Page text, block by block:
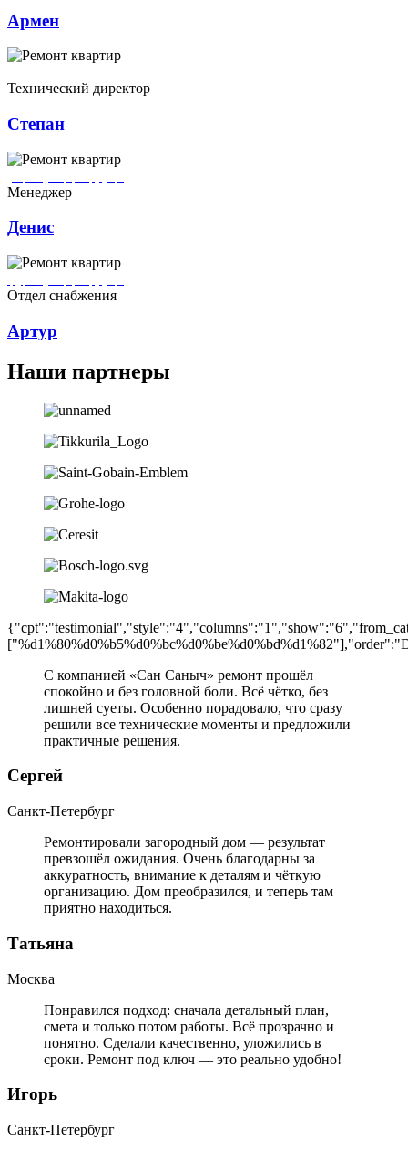
Армен
Технический директор
Степан
Менеджер
Денис
Отдел снабжения
Артур
Наши партнеры
С компанией «Сан Саныч» ремонт прошёл
спокойно и без головной боли. Всё чётко, без
лишней суеты. Особенно порадовало, что сразу
решили все технические моменты и предложили
практичные решения.
Сергей
Санкт-Петербург
Ремонтировали загородный дом — результат
превзошёл ожидания. Очень благодарны за
аккуратность, внимание к деталям и чёткую
организацию. Дом преобразился, и теперь там
приятно находиться.
Татьяна
Москва
Понравился подход: сначала детальный план,
смета и только потом работы. Всё прозрачно и
понятно. Сделали качественно, уложились в
сроки. Ремонт под ключ — это реально удобно!
Игорь
Санкт-Петербург